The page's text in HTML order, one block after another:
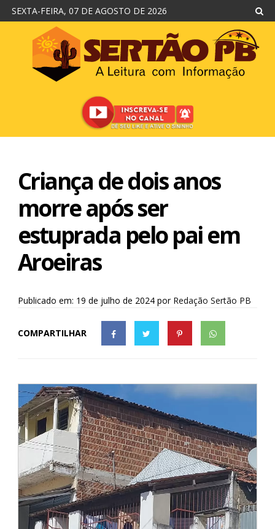
SEXTA-FEIRA, 07 DE AGOSTO DE 2026
Criança de dois anos
morre após ser
estuprada pelo pai em
Aroeiras
Publicado em: 19 de julho de 2024 por Redação Sertão PB
COMPARTILHAR